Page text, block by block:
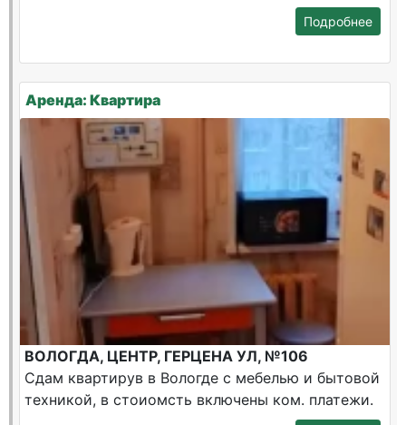
Подробнее
Аренда: Квартира
ВОЛОГДА, ЦЕНТР, ГЕРЦЕНА УЛ, №106
Сдам квартирув в Вологде с мебелью и бытовой
техникой, в стоиомсть включены ком. платежи.